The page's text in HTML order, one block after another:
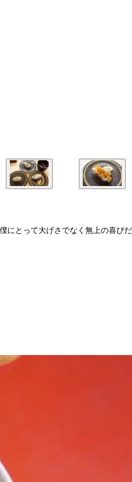
にとって大げさでなく無上の喜びだ